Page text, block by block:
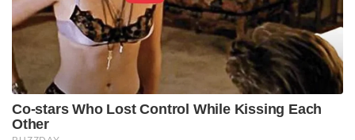
Co-stars Who Lost Control While Kissing Each
Other